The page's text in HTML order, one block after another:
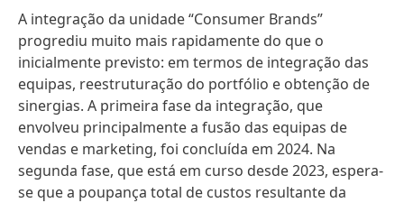
A integração da unidade “Consumer Brands”
progrediu muito mais rapidamente do que o
inicialmente previsto: em termos de integração das
equipas, reestruturação do portfólio e obtenção de
sinergias. A primeira fase da integração, que
envolveu principalmente a fusão das equipas de
vendas e marketing, foi concluída em 2024. Na
segunda fase, que está em curso desde 2023, espera-
se que a poupança total de custos resultante da